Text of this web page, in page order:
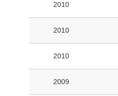
2010
2010
2010
2009